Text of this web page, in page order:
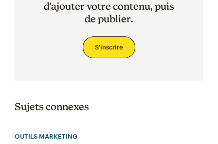
d'ajouter votre contenu, puis
de publier.
S'inscrire
Sujets connexes
OUTILS MARKETING